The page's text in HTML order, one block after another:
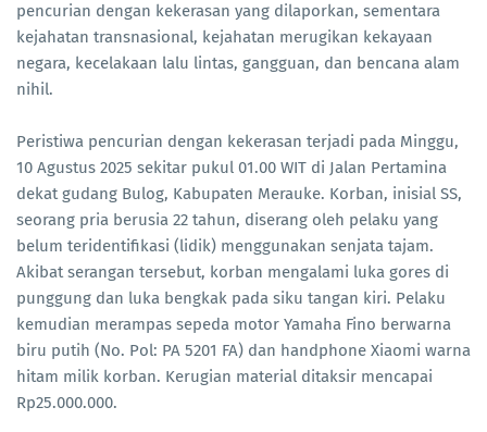
pencurian dengan kekerasan yang dilaporkan, sementara
kejahatan transnasional, kejahatan merugikan kekayaan
negara, kecelakaan lalu lintas, gangguan, dan bencana alam
nihil.
Peristiwa pencurian dengan kekerasan terjadi pada Minggu,
10 Agustus 2025 sekitar pukul 01.00 WIT di Jalan Pertamina
dekat gudang Bulog, Kabupaten Merauke. Korban, inisial SS,
seorang pria berusia 22 tahun, diserang oleh pelaku yang
belum teridentifikasi (lidik) menggunakan senjata tajam.
Akibat serangan tersebut, korban mengalami luka gores di
punggung dan luka bengkak pada siku tangan kiri. Pelaku
kemudian merampas sepeda motor Yamaha Fino berwarna
biru putih (No. Pol: PA 5201 FA) dan handphone Xiaomi warna
hitam milik korban. Kerugian material ditaksir mencapai
Rp25.000.000.